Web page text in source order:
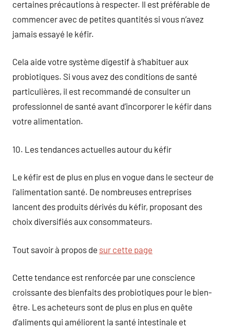
certaines précautions à respecter. Il est préférable de
commencer avec de petites quantités si vous n’avez
jamais essayé le kéfir.
Cela aide votre système digestif à s’habituer aux
probiotiques. Si vous avez des conditions de santé
particulières, il est recommandé de consulter un
professionnel de santé avant d’incorporer le kéfir dans
votre alimentation.
10. Les tendances actuelles autour du kéfir
Le kéfir est de plus en plus en vogue dans le secteur de
l’alimentation santé. De nombreuses entreprises
lancent des produits dérivés du kéfir, proposant des
choix diversifiés aux consommateurs.
Tout savoir à propos de sur cette page
Cette tendance est renforcée par une conscience
croissante des bienfaits des probiotiques pour le bien-
être. Les acheteurs sont de plus en plus en quête
d’aliments qui améliorent la santé intestinale et